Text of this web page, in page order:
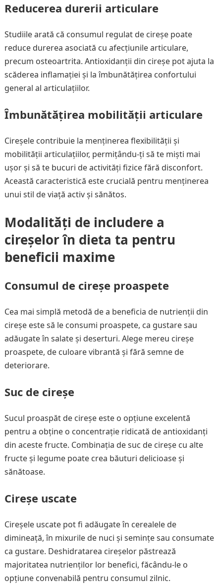
Reducerea durerii articulare
Studiile arată că consumul regulat de cireșe poate
reduce durerea asociată cu afecțiunile articulare,
precum osteoartrita. Antioxidanții din cireșe pot ajuta la
scăderea inflamației și la îmbunătățirea confortului
general al articulațiilor.
Îmbunătățirea mobilității articulare
Cireșele contribuie la menținerea flexibilității și
mobilității articulațiilor, permițându-ți să te miști mai
ușor și să te bucuri de activități fizice fără disconfort.
Această caracteristică este crucială pentru menținerea
unui stil de viață activ și sănătos.
Modalități de includere a
cireșelor în dieta ta pentru
beneficii maxime
Consumul de cireșe proaspete
Cea mai simplă metodă de a beneficia de nutrienții din
cireșe este să le consumi proaspete, ca gustare sau
adăugate în salate și deserturi. Alege mereu cireșe
proaspete, de culoare vibrantă și fără semne de
deteriorare.
Suc de cireșe
Sucul proaspăt de cireșe este o opțiune excelentă
pentru a obține o concentrație ridicată de antioxidanți
din aceste fructe. Combinația de suc de cireșe cu alte
fructe și legume poate crea băuturi delicioase și
sănătoase.
Cireșe uscate
Cireșele uscate pot fi adăugate în cerealele de
dimineață, în mixurile de nuci și semințe sau consumate
ca gustare. Deshidratarea cireșelor păstrează
majoritatea nutrienților lor benefici, făcându-le o
opțiune convenabilă pentru consumul zilnic.